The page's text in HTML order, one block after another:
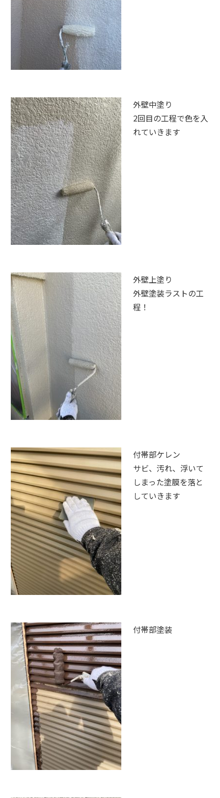
外壁中塗り
2回目の工程で色を入
れていきます
外壁上塗り
外壁塗装ラストの工
程！
付帯部ケレン
サビ、汚れ、浮いて
しまった塗膜を落と
していきます
付帯部塗装